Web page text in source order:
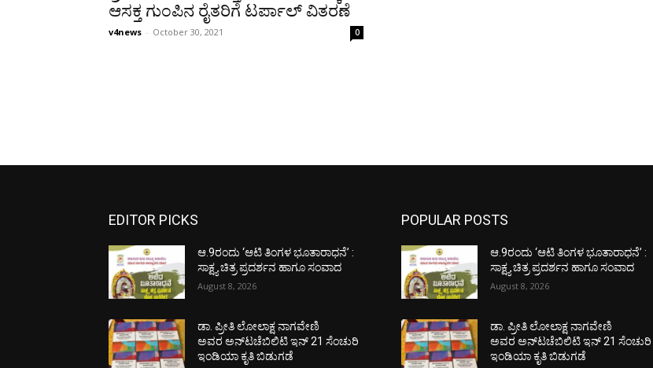
ಆಸಕ್ತ ಗುಂಪಿನ ರೈತರಿಗೆ ಟರ್ಪಾಲ್ ವಿತರಣೆ
v4news - October 30, 2021 0
EDITOR PICKS
ಆ.9ರಂದು ‘ಆಟಿ ತಿಂಗಳ ಭೂತಾರಾಧನೆ’ :
ಸಾಕ್ಷ್ಯ ಚಿತ್ರ ಪ್ರದರ್ಶನ ಹಾಗೂ ಸಂವಾದ
August 8, 2026
ಡಾ. ಪ್ರೀತಿ ಲೋಲಾಕ್ಷ ನಾಗವೇಣಿ
ಅವರ ಅನ್‌ಟಚೆಬಿಲಿಟಿ ಇನ್ 21 ಸೆಂಚುರಿ
ಇಂಡಿಯಾ ಕೃತಿ ಬಿಡುಗಡೆ
POPULAR POSTS
ಆ.9ರಂದು ‘ಆಟಿ ತಿಂಗಳ ಭೂತಾರಾಧನೆ’ :
ಸಾಕ್ಷ್ಯ ಚಿತ್ರ ಪ್ರದರ್ಶನ ಹಾಗೂ ಸಂವಾದ
August 8, 2026
ಡಾ. ಪ್ರೀತಿ ಲೋಲಾಕ್ಷ ನಾಗವೇಣಿ
ಅವರ ಅನ್‌ಟಚೆಬಿಲಿಟಿ ಇನ್ 21 ಸೆಂಚುರಿ
ಇಂಡಿಯಾ ಕೃತಿ ಬಿಡುಗಡೆ